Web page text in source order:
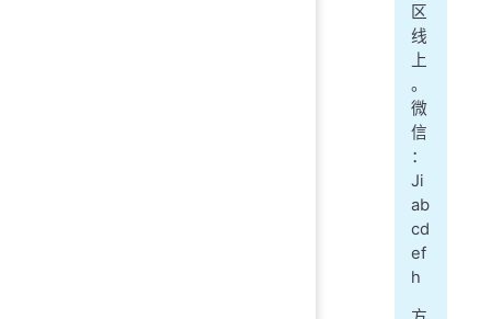
区
线
上
。
微
信
：
Ji
ab
cd
ef
h